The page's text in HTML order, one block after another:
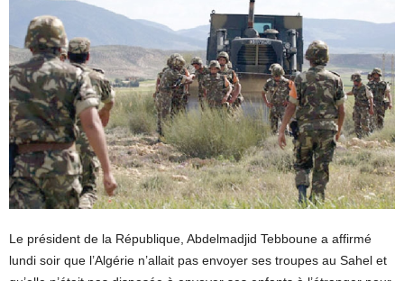
Le président de la République, Abdelmadjid Tebboune a affirmé
lundi soir que l’Algérie n’allait pas envoyer ses troupes au Sahel et